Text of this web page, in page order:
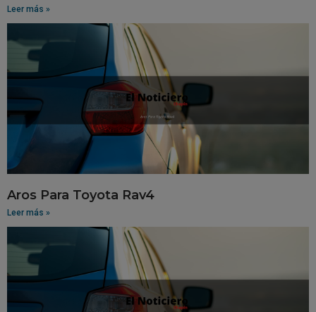
Leer más »
Aros Para Toyota Rav4
Leer más »